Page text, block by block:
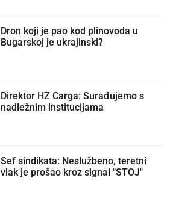
Dron koji je pao kod plinovoda u
Bugarskoj je ukrajinski?
Direktor HŽ Carga: Surađujemo s
nadležnim institucijama
Šef sindikata: Neslužbeno, teretni
vlak je prošao kroz signal "STOJ"